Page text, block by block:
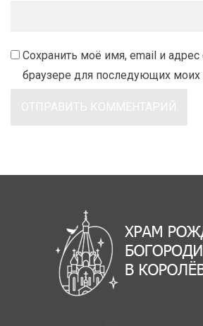
Сохранить моё имя, email и адрес
браузере для последующих